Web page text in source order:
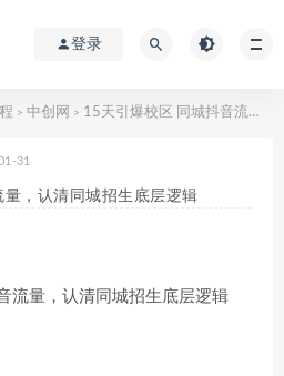
登录
> 中创网 > 15天引爆校区 同城抖音流量，认清同城招生底层逻辑
31
，认清同城招生底层逻辑